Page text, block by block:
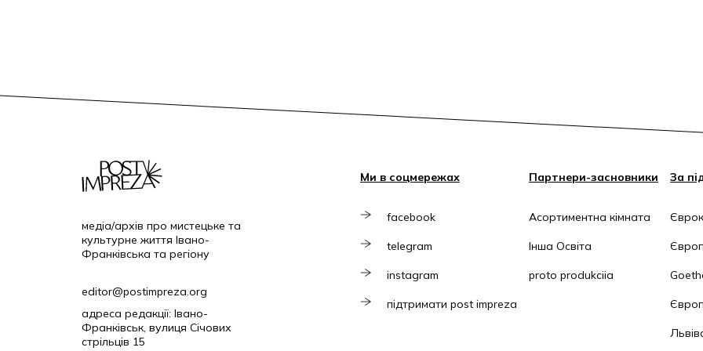
медіа/архів про мистецьке та
культурне життя Івано-
Франківська та регіону
editor@postimpreza.org
адреса редакції: Івано-
Франківськ, вулиця Січових
стрільців 15
Ми в соцмережах
facebook
telegram
instagram
підтримати post impreza
Партнери-засновники
Асортиментна кімната
Інша Освіта
proto produkciia
За